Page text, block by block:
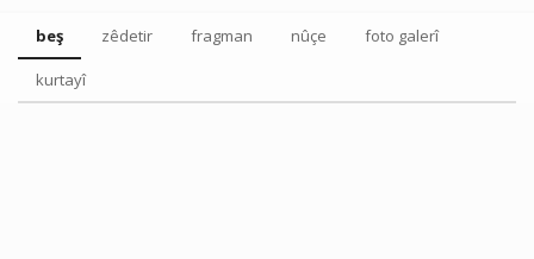
beş zêdetir fragman nûçe foto galerî
kurtayî